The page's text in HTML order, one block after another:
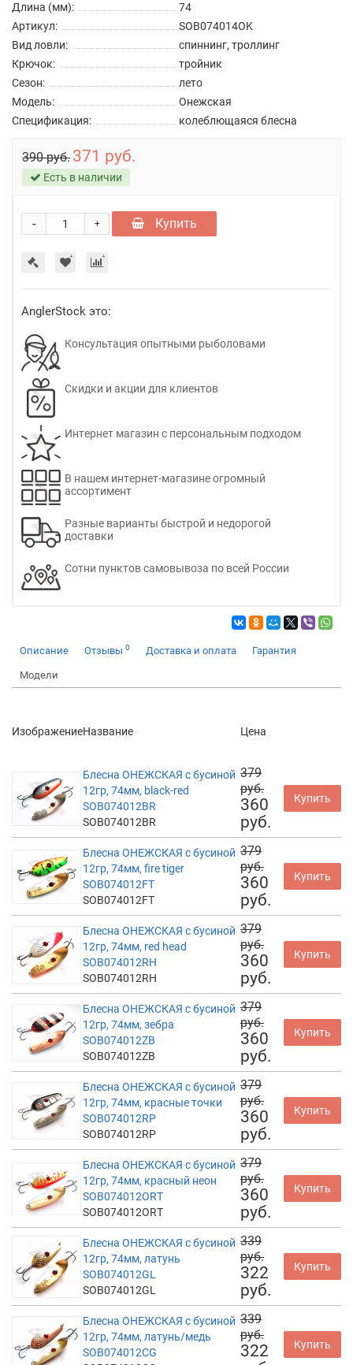
Длина (мм):
74
Артикул:
SOB074014OK
Вид ловли:
спиннинг, троллинг
Крючок:
тройник
Сезон:
лето
Модель:
Онежская
Спецификация:
колеблющаяся блесна
390 руб. 371 руб.
Есть в наличии
+
- Купить
AnglerStock это:
Консультация опытными рыболовами
Скидки и акции для клиентов
Интернет магазин с персональным подходом
В нашем интернет-магазине огромный
ассортимент
Разные варианты быстрой и недорогой
доставки
Сотни пунктов самовывоза по всей России
Описание Отзывы 0 Доставка и оплата Гарантия
Модели
ИзображениеНазвание Цена
Блесна ОНЕЖСКАЯ с бусиной
12гр, 74мм, black-red
SOB074012BR
SOB074012BR
379
руб.
360
руб.
Купить
Блесна ОНЕЖСКАЯ с бусиной
12гр, 74мм, fire tiger
SOB074012FT
SOB074012FT
379
руб.
360
руб.
Купить
Блесна ОНЕЖСКАЯ с бусиной
12гр, 74мм, red head
SOB074012RH
SOB074012RH
379
руб.
360
руб.
Купить
Блесна ОНЕЖСКАЯ с бусиной
12гр, 74мм, зебра
SOB074012ZB
SOB074012ZB
379
руб.
360
руб.
Купить
Блесна ОНЕЖСКАЯ с бусиной
12гр, 74мм, красные точки
SOB074012RP
SOB074012RP
379
руб.
360
руб.
Купить
Блесна ОНЕЖСКАЯ с бусиной
12гр, 74мм, красный неон
SOB074012ORT
SOB074012ORT
379
руб.
360
руб.
Купить
Блесна ОНЕЖСКАЯ с бусиной
12гр, 74мм, латунь
SOB074012GL
SOB074012GL
339
руб.
322
руб.
Купить
Блесна ОНЕЖСКАЯ с бусиной
12гр, 74мм, латунь/медь
SOB074012CG
339
руб.
322
Купить